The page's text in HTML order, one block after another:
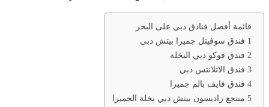
قائمة أفضل فنادق دبي على البحر
1 فندق سوفيتل جميرا بيتش دبي
2 فندق فوكو دبي النخلة
3 فندق الاتلانتس دبي
4 فندق فايف بالم جميرا
5 منتجع راديسون بيتش دبي نخلة الجميرا